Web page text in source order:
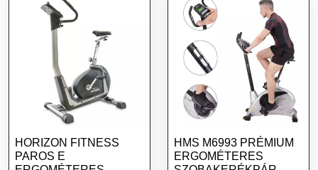
HORIZON FITNESS
PAROS E
HMS M6993 PRÉMIUM
ERGOMÉTERES